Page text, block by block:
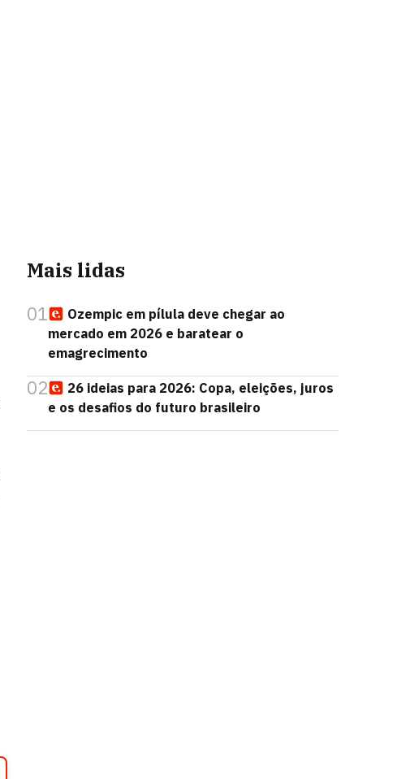
Mais lidas
01
Ozempic em pílula deve chegar ao
mercado em 2026 e baratear o
emagrecimento
02
26 ideias para 2026: Copa, eleições, juros
e os desafios do futuro brasileiro